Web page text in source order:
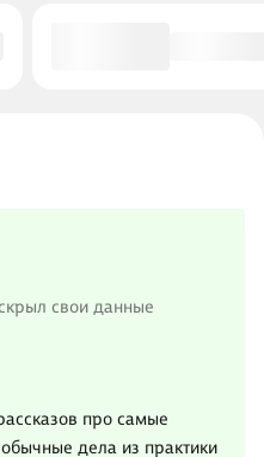
свои данные
про самые
дела из практики